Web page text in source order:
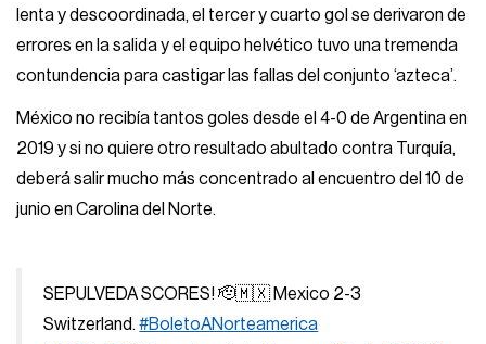
lenta y descoordinada, el tercer y cuarto gol se derivaron de
errores en la salida y el equipo helvético tuvo una tremenda
contundencia para castigar las fallas del conjunto ‘azteca’.
México no recibía tantos goles desde el 4-0 de Argentina en
2019 y si no quiere otro resultado abultado contra Turquía,
deberá salir mucho más concentrado al encuentro del 10 de
junio en Carolina del Norte.
SEPULVEDA SCORES! 🫡🇲🇽 Mexico 2-3
Switzerland.#BoletoANorteamerica